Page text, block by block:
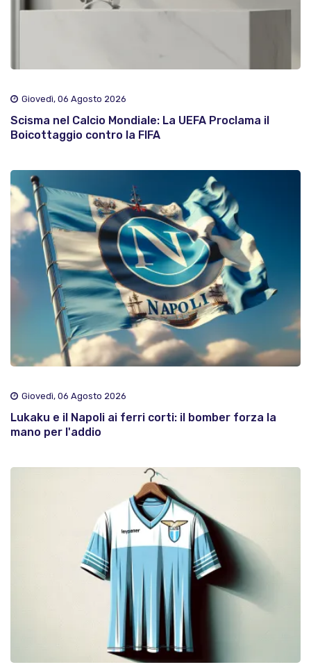
Giovedì, 06 Agosto 2026
Scisma nel Calcio Mondiale: La UEFA Proclama il
Boicottaggio contro la FIFA
Giovedì, 06 Agosto 2026
Lukaku e il Napoli ai ferri corti: il bomber forza la
mano per l'addio